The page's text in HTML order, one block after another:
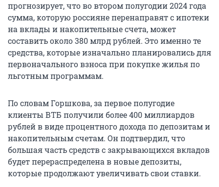
прогнозирует, что во втором полугодии 2024 года
сумма, которую россияне перенаправят с ипотеки
на вклады и накопительные счета, может
составить около 380 млрд рублей. Это именно те
средства, которые изначально планировались для
первоначального взноса при покупке жилья по
льготным программам.
По словам Горшкова, за первое полугодие
клиенты ВТБ получили более 400 миллиардов
рублей в виде процентного дохода по депозитам и
накопительным счетам. Он подтвердил, что
большая часть средств с закрывающихся вкладов
будет перераспределена в новые депозиты,
которые продолжают увеличивать свои ставки.